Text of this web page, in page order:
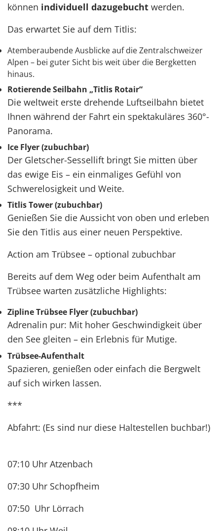
können individuell dazugebucht werden.
Das erwartet Sie auf dem Titlis:
Atemberaubende Ausblicke auf die Zentralschweizer
Alpen – bei guter Sicht bis weit über die Bergketten
hinaus.
Rotierende Seilbahn „Titlis Rotair“
Die weltweit erste drehende Luftseilbahn bietet
Ihnen während der Fahrt ein spektakuläres 360°-
Panorama.
Ice Flyer (zubuchbar)
Der Gletscher-Sessellift bringt Sie mitten über
das ewige Eis – ein einmaliges Gefühl von
Schwerelosigkeit und Weite.
Titlis Tower (zubuchbar)
Genießen Sie die Aussicht von oben und erleben
Sie den Titlis aus einer neuen Perspektive.
Action am Trübsee – optional zubuchbar
Bereits auf dem Weg oder beim Aufenthalt am
Trübsee warten zusätzliche Highlights:
Zipline Trübsee Flyer (zubuchbar)
Adrenalin pur: Mit hoher Geschwindigkeit über
den See gleiten – ein Erlebnis für Mutige.
Trübsee-Aufenthalt
Spazieren, genießen oder einfach die Bergwelt
auf sich wirken lassen.
***
Abfahrt: (Es sind nur diese Haltestellen buchbar!)
07:10 Uhr Atzenbach
07:30 Uhr Schopfheim
07:50 Uhr Lörrach